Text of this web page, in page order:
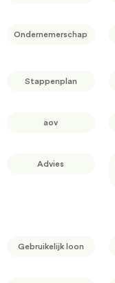
Ondernemerschap
Stappenplan
aov
Advies
Gebruikelijk loon